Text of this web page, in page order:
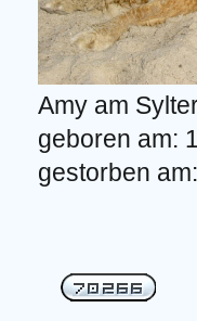
Amy am
geboren am:
gestorben